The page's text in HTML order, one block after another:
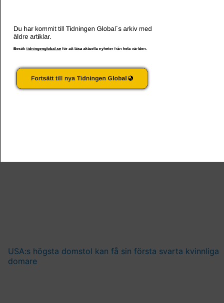
USA:s högsta domstol kan få sin första svarta kvinnliga
domare
Du har kommit till Tidningen Global´s arkiv med
äldre artiklar.
Besök tidningenglobal.se för att läsa aktuella nyheter från hela världen.
Fortsätt till nya Tidningen Global